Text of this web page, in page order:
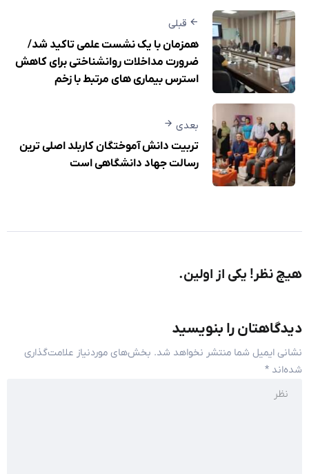
قبلی
همزمان با یک نشست علمی تاکید شد/
ضرورت مداخلات روانشناختی برای کاهش
استرس بیماری های مرتبط با زخم
بعدی
تربیت دانش آموختگان کاربلد اصلی ترین
رسالت جهاد دانشگاهی است
هیچ نظر! یکی از اولین.
دیدگاهتان را بنویسید
نشانی ایمیل شما منتشر نخواهد شد. بخش‌های موردنیاز علامت‌گذاری
شده‌اند *